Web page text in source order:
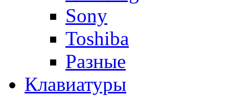
Sony
Toshiba
Разные
Клавиатуры